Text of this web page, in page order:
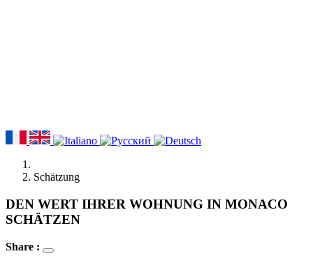
Schätzung
DEN WERT IHRER WOHNUNG IN MONACO
SCHÄTZEN
Share :